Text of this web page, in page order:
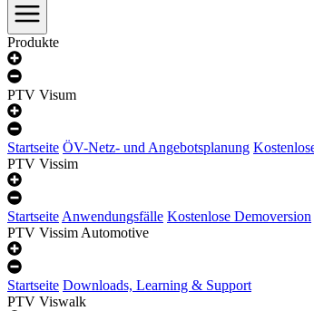
Produkte
PTV Visum
Startseite ÖV-Netz- und Angebotsplanung
PTV Vissim
StartseiteAnwendungsfälle Kostenlose Demoversion
PTV Vissim Automotive
Startseite Downloads, Learning & Support
PTV Viswalk